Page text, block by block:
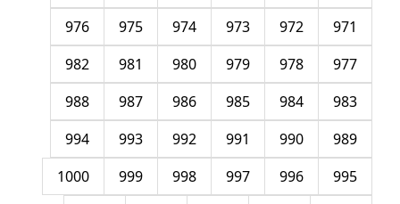
971
972
973
974
975
976
977
978
979
980
981
982
983
984
985
986
987
988
989
990
991
992
993
994
995
996
997
998
999
1000